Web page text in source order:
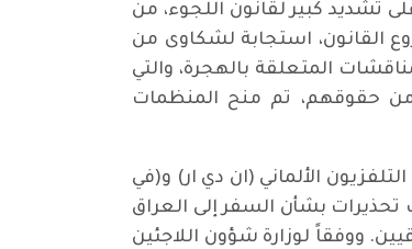
تشديد كبير لقانون اللجوء، من
القانون، استجابة لشكاوى من
المتعلقة بالهجرة، والتي
حقوقهم، تم منح المنظمات
الألماني (ان دي ار) و(في
تحذيرات بشأن السفر إلى العراق
ووفقاً لوزارة شؤون اللاجئين